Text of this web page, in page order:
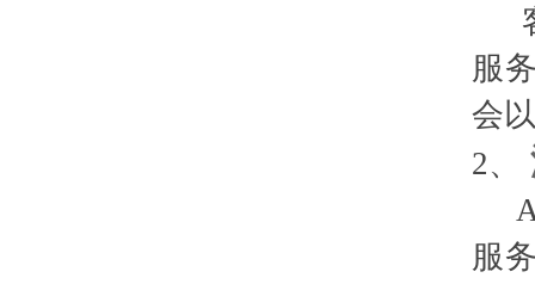
服
会
2、
服